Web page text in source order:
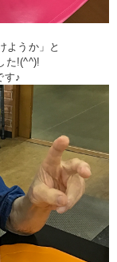
ようか」と
た!(^^)!
す♪